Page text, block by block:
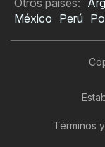
México Perú
Términos